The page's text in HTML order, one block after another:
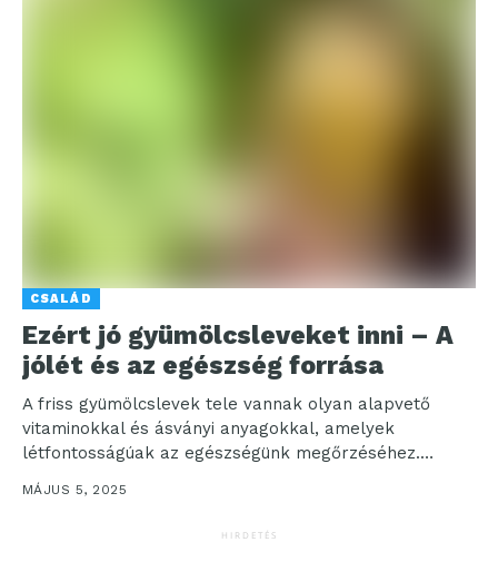
CSALÁD
Ezért jó gyümölcsleveket inni – A
jólét és az egészség forrása
A friss gyümölcslevek tele vannak olyan alapvető
vitaminokkal és ásványi anyagokkal, amelyek
létfontosságúak az egészségünk megőrzéséhez.
Közismert tény, hogy a narancslé magas C-vitamin...
MÁJUS 5, 2025
HIRDETÉS